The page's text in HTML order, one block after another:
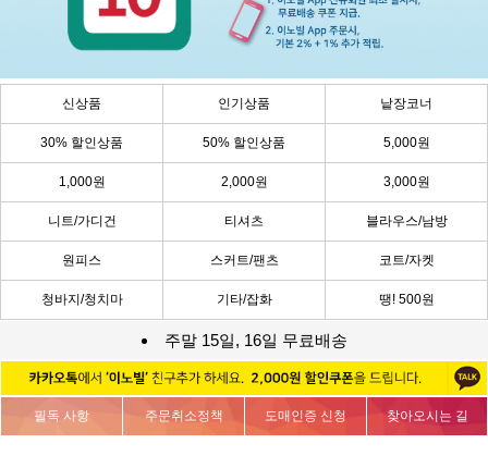
신상품 인기상품 낱장코너
30% 할인상품 50% 할인상품 5,000원
1,000원 2,000원 3,000원
니트/가디건 티셔츠 블라우스/남방
원피스 스커트/팬츠 코트/자켓
청바지/청치마 기타/잡화 땡! 500원
주말 15일, 16일 무료배송
필독 사항 주문취소정책 도매인증 신청 찾아오시는 길